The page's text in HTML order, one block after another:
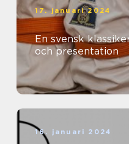
17. januari 2024
En svensk
och presentation
16. januari 2024